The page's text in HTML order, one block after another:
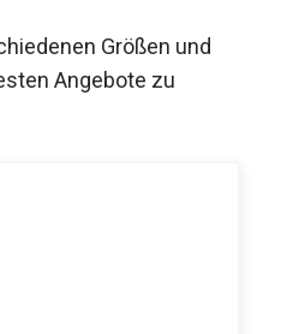
Größen und
Angebote zu